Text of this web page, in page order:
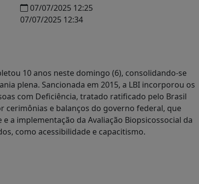
07/07/2025 12:25
07/07/2025 12:34
10 anos neste domingo (6), consolidando-se
plena. Sancionada em 2015, a LBI incorporou os
com Deficiência, tratado ratificado pelo Brasil
e balanços do governo federal, que
a implementação da Avaliação Biopsicossocial da
como acessibilidade e capacitismo.